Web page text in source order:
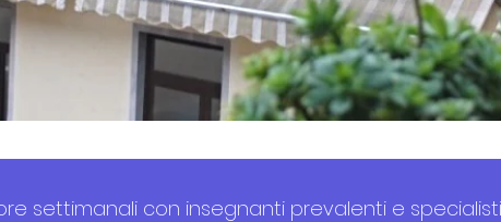
settimanali con insegnanti prevalenti e